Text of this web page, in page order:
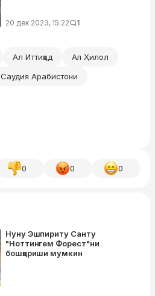
20 дек 2023, 15:22 1
Ал Иттиҳод
Ал Ҳилол
Саудия Арабистони
0 0 0
Нуну Эшпириту Санту
"Ноттингем Форест"ни
бошқариши мумкин